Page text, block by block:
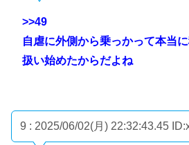
>>49
自虐に外側から乗っかって本当
扱い始めたからだよね
9 : 2025/06/02(月) 22:32:43.45